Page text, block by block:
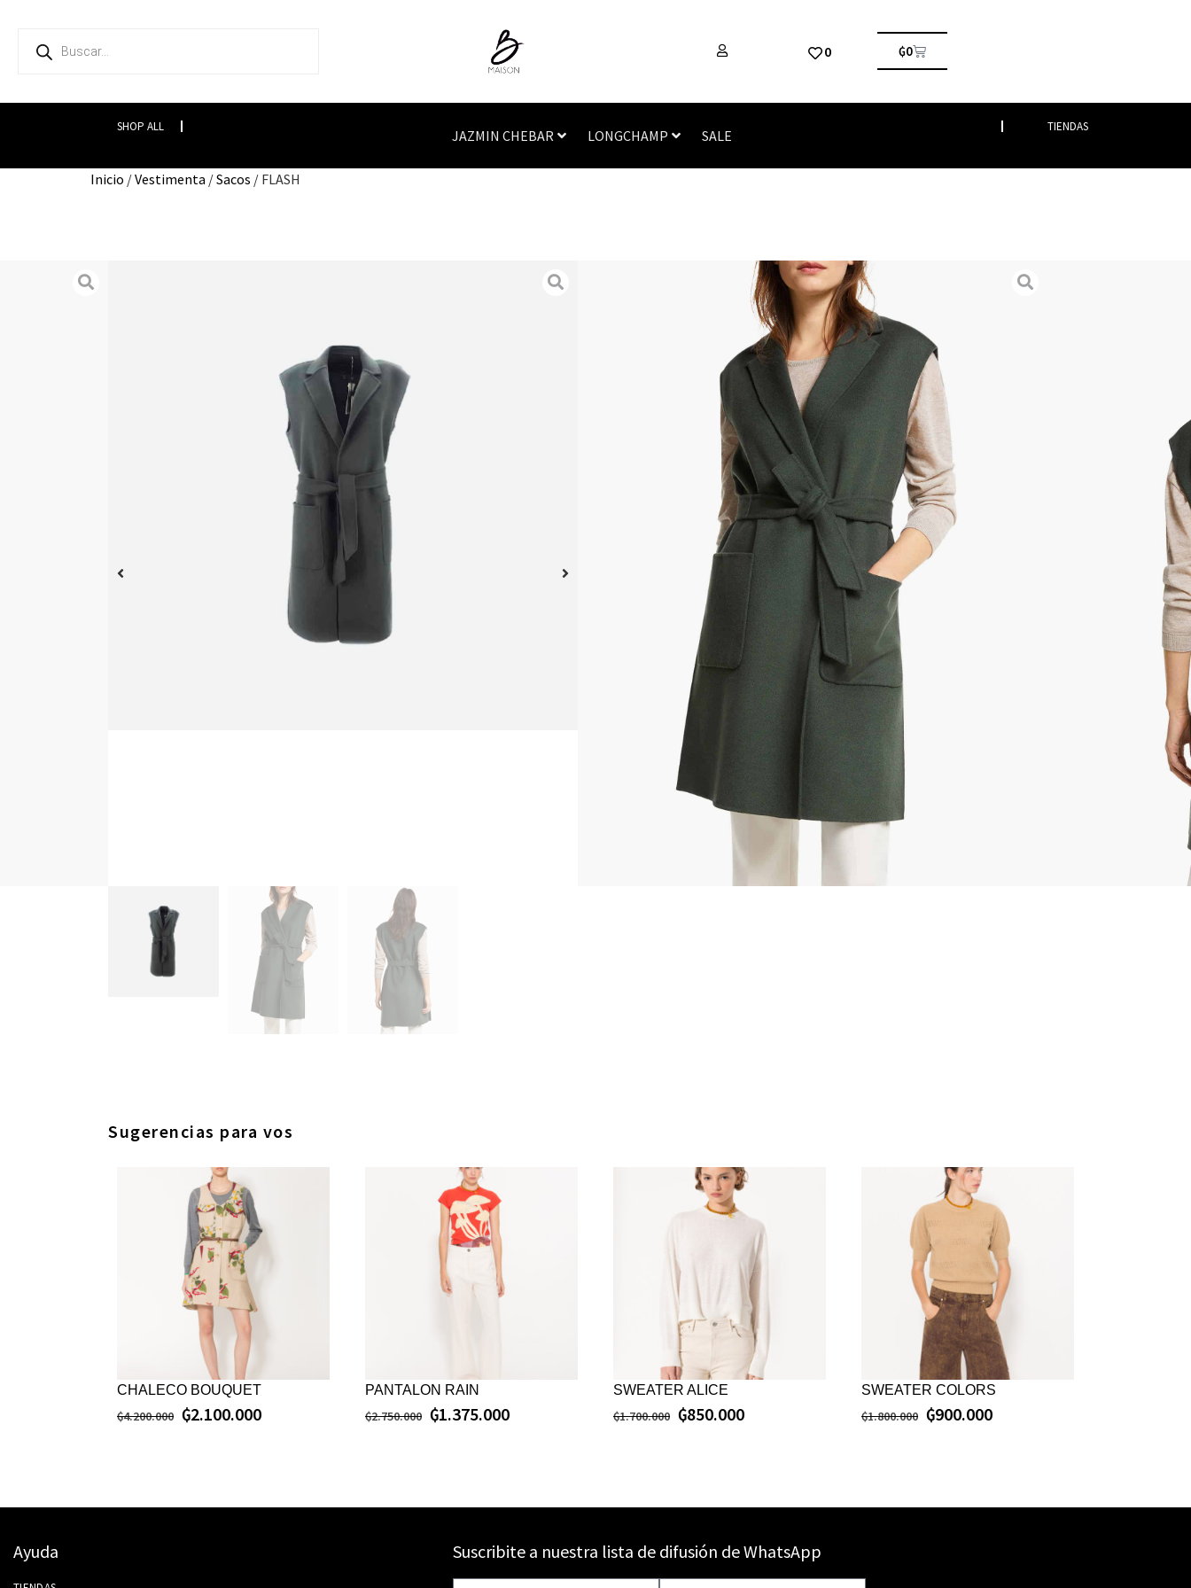
0 ₲0
SHOP ALL
JAZMIN CHEBAR LONGCHAMP SALE
TIENDAS
Inicio /Vestimenta /Sacos / FLASH
Vestimenta/Sacos/ FLASH
Sacos, Vestimenta
Una capa sofisticada de Weekend MaxMara para realzar tu look, este
chaleco de palangre te mantendrá cómodo en su composición de pura lana
y tacto suave. Cuidadosamente terminado con un cuello con muesca y un
cinturón de corbata para definir la figura, tiene amplios bolsillos de
parche y cae hasta la rodilla para brindarle una cobertura completa. Úselo
sobre una camisa crujiente y pantalones a medida.
Este producto no está disponible porque no quedan existencias.
Añadir al Wishlist
Sugerencias para vos
CHALECO BOUQUET
₲4.200.000 ₲2.100.000
PANTALON RAIN
₲2.750.000 ₲1.375.000
SWEATER ALICE
₲1.700.000 ₲850.000
SWEATER COLORS
₲1.800.000 ₲900.000
Ayuda Suscribite a nuestra lista de difusión de WhatsApp